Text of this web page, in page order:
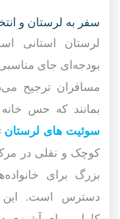
سفر به لرستان و
لرستان استانی
بودجه‌ای جای
مسافران ترجیح
بمانند که حس خانه
سوئیت های لرستان
کوچک و نقلی در
بزرگ برای
دسترس است. این